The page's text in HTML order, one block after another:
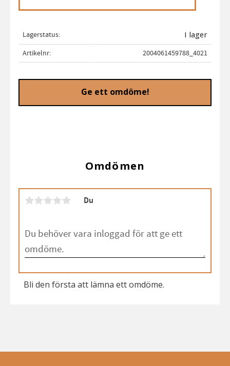
Lagerstatus
I lager
Artikelnr
2004061459788_4021
Ge ett omdöme!
Omdömen
Du
Bli den första att lämna ett omdöme.